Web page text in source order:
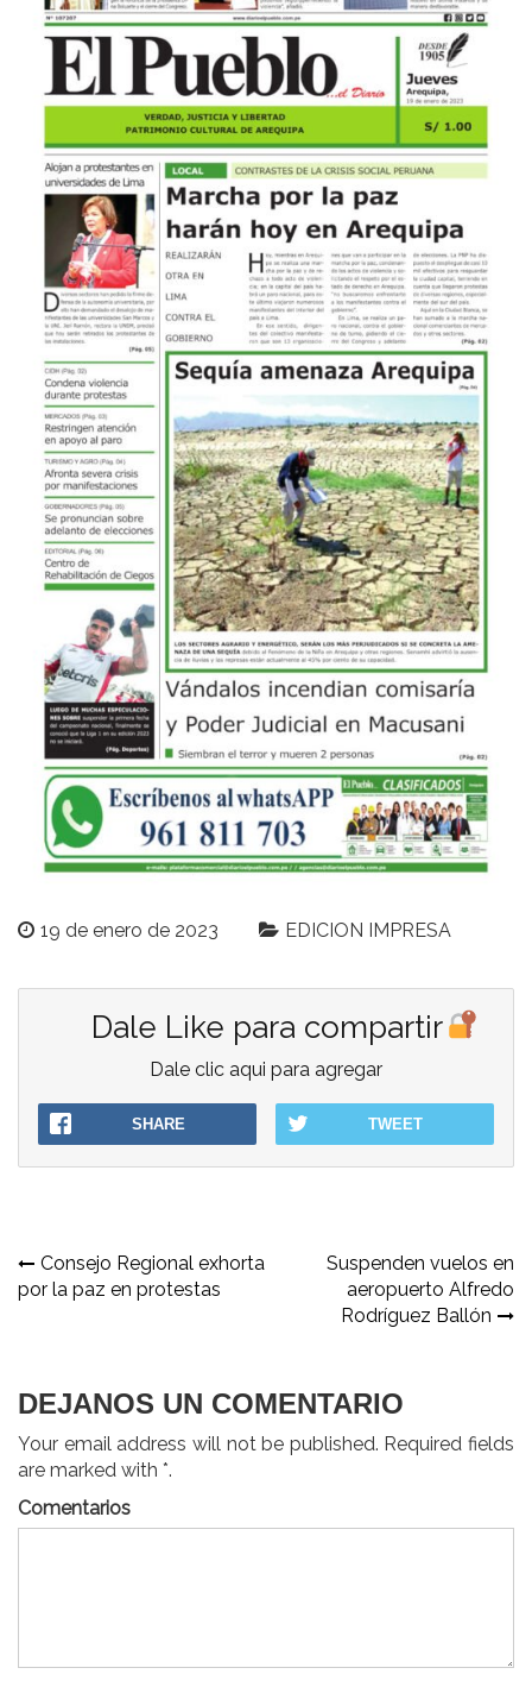
19 de enero de 2023 EDICION IMPRESA
Dale Like para compartir
Dale clic aqui para agregar
SHARE TWEET
Navegación
de
Consejo Regional exhorta
por la paz en protestas
Suspenden vuelos en
aeropuerto Alfredo
Rodríguez Ballón
DEJANOS UN COMENTARIO
Your email address will not be published. Required fields
are marked with *.
Comentarios